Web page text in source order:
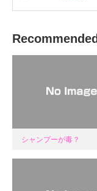
Recommended
シャンプーが毒？